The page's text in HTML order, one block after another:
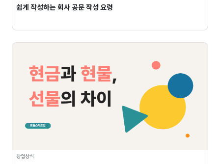
쉽게 작성하는 회사 공문 작성 요령
창업상식